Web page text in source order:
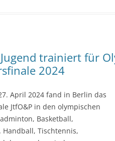
trainiert für
2024
April 2024 fand in Berlin das
JtfO&P in den olympischen
Basketball,
Handball, Tischtennis,